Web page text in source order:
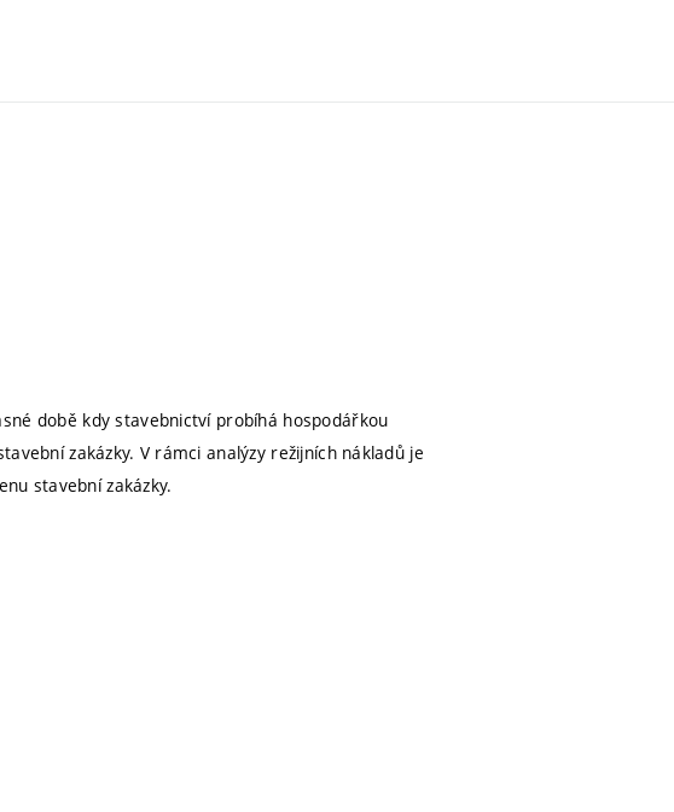
době kdy stavebnictví probíhá hospodářkou
zakázky. V rámci analýzy režijních nákladů je
stavební zakázky.